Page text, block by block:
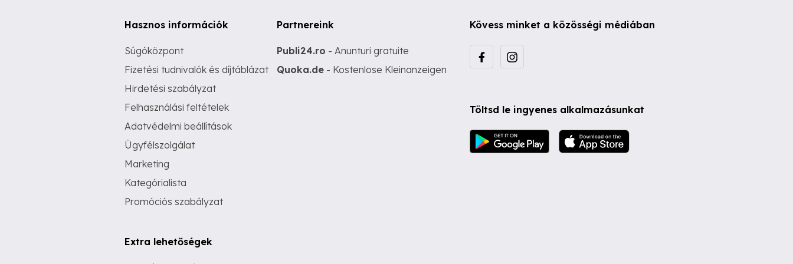
Hasznos információk
Súgóközpont
Fizetési tudnivalók és díjtáblázat
Hirdetési szabályzat
Felhasználási feltételek
Adatvédelmi beállítások
Ügyfélszolgálat
Marketing
Kategórialista
Promóciós szabályzat
Extra lehetőségek
Partnereink
Publi24.ro - Anunturi gratuite
Quoka.de - Kostenlose Kleinanzeigen
Kövess minket a közösségi médiában
Töltsd le ingyenes alkalmazásunkat